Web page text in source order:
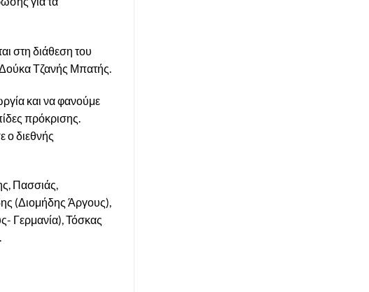
στη διάθεση του
Δούκα Τζανής Μπατής.
και να φανούμε
πρόκρισης.
ο διεθνής
Πασσιάς,
(Διομήδης Άργους),
Γερμανία), Τόσκας